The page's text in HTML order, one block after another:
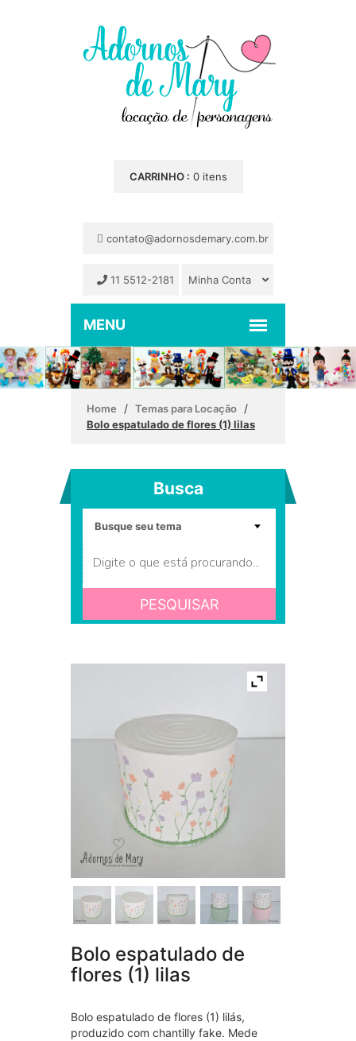
CARRINHO : 0 itens
contato@adornosdemary.com.br
11 5512-2181 Minha Conta
Home / Temas para Locação /
Bolo espatulado de flores (1) lilas
Busca
PESQUISAR
Bolo espatulado de
flores (1) lilas
Bolo espatulado de flores (1) lilás,
produzido com chantilly fake. Mede